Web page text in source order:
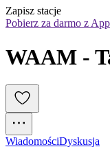
Zapisz stacje
Pobierz za darmo z
WAAM -
WiadomościDyskusja